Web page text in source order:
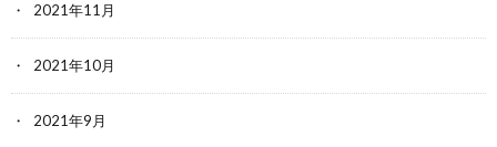
2021年11月
2021年10月
2021年9月